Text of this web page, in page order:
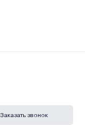
Заказать звонок